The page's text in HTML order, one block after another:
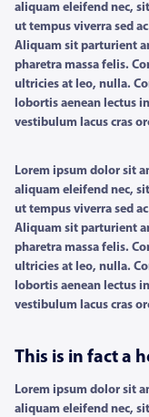
aliquam eleifend nec,
ut tempus viverra sed
Aliquam sit parturient
pharetra massa felis.
ultricies at leo, nulla.
lobortis aenean lectus
vestibulum lacus cras
Lorem ipsum dolor sit
aliquam eleifend nec,
ut tempus viverra sed
Aliquam sit parturient
pharetra massa felis.
ultricies at leo, nulla.
lobortis aenean lectus
vestibulum lacus cras
This is in fact a
Lorem ipsum dolor sit
aliquam eleifend nec,